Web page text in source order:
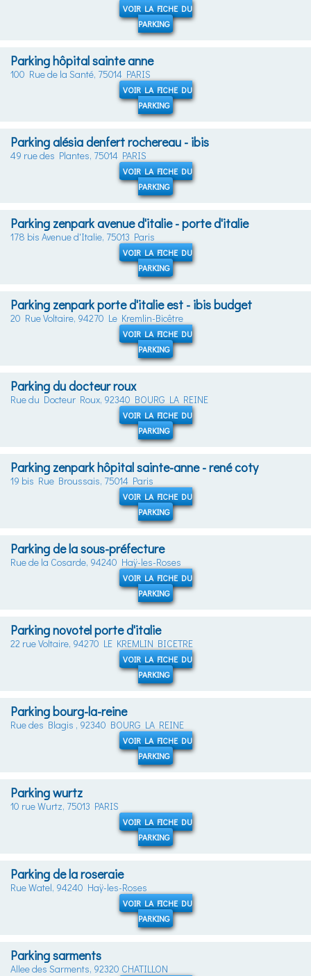
VOIR LA FICHE DU
PARKING
Parking hôpital sainte anne
100 Rue de la Santé, 75014 PARIS
VOIR LA FICHE DU
PARKING
Parking alésia denfert rochereau - ibis
49 rue des Plantes, 75014 PARIS
VOIR LA FICHE DU
PARKING
Parking zenpark avenue d'italie - porte d'italie
178 bis Avenue d'Italie, 75013 Paris
VOIR LA FICHE DU
PARKING
Parking zenpark porte d'italie est - ibis budget
20 Rue Voltaire, 94270 Le Kremlin-Bicêtre
VOIR LA FICHE DU
PARKING
Parking du docteur roux
Rue du Docteur Roux, 92340 BOURG LA REINE
VOIR LA FICHE DU
PARKING
Parking zenpark hôpital sainte-anne - rené coty
19 bis Rue Broussais, 75014 Paris
VOIR LA FICHE DU
PARKING
Parking de la sous-préfecture
Rue de la Cosarde, 94240 Haÿ-les-Roses
VOIR LA FICHE DU
PARKING
Parking novotel porte d'italie
22 rue Voltaire, 94270 LE KREMLIN BICETRE
VOIR LA FICHE DU
PARKING
Parking bourg-la-reine
Rue des Blagis , 92340 BOURG LA REINE
VOIR LA FICHE DU
PARKING
Parking wurtz
10 rue Wurtz, 75013 PARIS
VOIR LA FICHE DU
PARKING
Parking de la roseraie
Rue Watel, 94240 Haÿ-les-Roses
VOIR LA FICHE DU
PARKING
Parking sarments
Allee des Sarments, 92320 CHATILLON